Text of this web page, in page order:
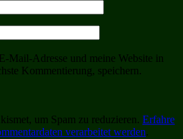
Mail-Adresse und meine Website in
Kommentierung, speichern.
um Spam zu reduzieren. Erfahre
verarbeitet werden.